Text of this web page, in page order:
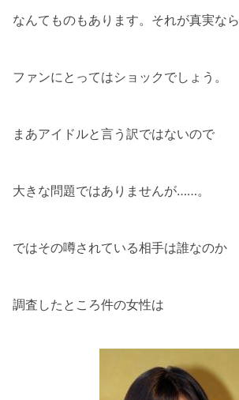
なんてものもあります。それが真実なら
ファンにとってはショックでしょう。
まあアイドルと言う訳ではないので
大きな問題ではありませんが……。
ではその噂されている相手は誰なのか
調査したところ件の女性は